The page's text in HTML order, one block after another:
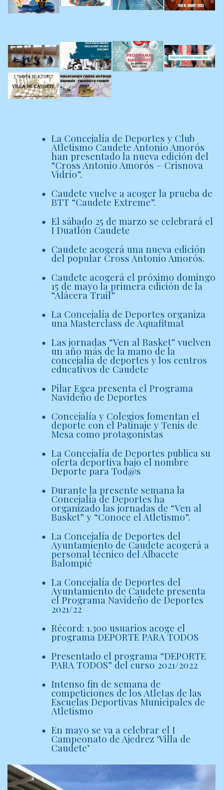
La Concejalía de Deportes y Club
Atletismo Caudete Antonio Amorós
han presentado la nueva edición del
“Cross Antonio Amorós – Crisnova
Vidrio”.
Caudete vuelve a acoger la prueba de
BTT “Caudete Extreme”.
El sábado 25 de marzo se celebrará el
I Duatlón Caudete
Caudete acogerá una nueva edición
del popular Cross Antonio Amorós.
Caudete acogerá el próximo domingo
15 de mayo la primera edición de la
“Alácera Trail”
La Concejalía de Deportes organiza
una Masterclass de Aquafitmat
Las jornadas “Ven al Basket” vuelven
un año más de la mano de la
concejalía de deportes y los centros
educativos de Caudete
Pilar Egea presenta el Programa
Navideño de Deportes
Concejalía y Colegios fomentan el
deporte con el Patinaje y Tenis de
Mesa como protagonistas
La Concejalía de Deportes publica su
oferta deportiva bajo el nombre
Deporte para Tod@s
Durante la presente semana la
Concejalía de Deportes ha
organizado las jornadas de “Ven al
Basket” y “Conoce el Atletismo”.
La Concejalía de Deportes del
Ayuntamiento de Caudete acogerá a
personal técnico del Albacete
Balompié
La Concejalía de Deportes del
Ayuntamiento de Caudete presenta
el Programa Navideño de Deportes
2021/22
Récord: 1.300 usuarios acoge el
programa DEPORTE PARA TODOS
Presentado el programa “DEPORTE
PARA TODOS” del curso 2021/2022
Intenso fin de semana de
competiciones de los Atletas de las
Escuelas Deportivas Municipales de
Atletismo
En mayo se va a celebrar el I
Campeonato de Ajedrez ‘Villa de
Caudete’